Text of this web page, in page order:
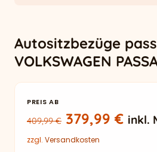
Autositzbezüge
VOLKSWAGEN
PREIS AB
409,99€ 379,99€ inkl.
zzgl. Versandkosten